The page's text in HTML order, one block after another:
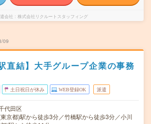
会社 株式会社リクルートスタッフィング
09
直結】大手グループ企業の事務
土日祝日が休み WEB登録OK 派遣
代田区
京都)駅から徒歩3分／竹橋駅から徒歩3分／小川